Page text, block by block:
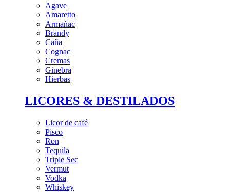
Agave
Amaretto
Armañac
Brandy
Caña
Cognac
Cremas
Ginebra
Hierbas
LICORES & DESTILADOS
Licor de café
Pisco
Ron
Tequila
Triple Sec
Vermut
Vodka
Whiskey